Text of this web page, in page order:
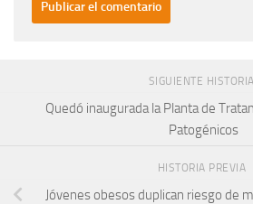
SIGUIENTE HISTORIA
Quedó inaugurada la Planta de
Patogénicos
HISTORIA PREVIA
Jóvenes obesos duplican riesgo de